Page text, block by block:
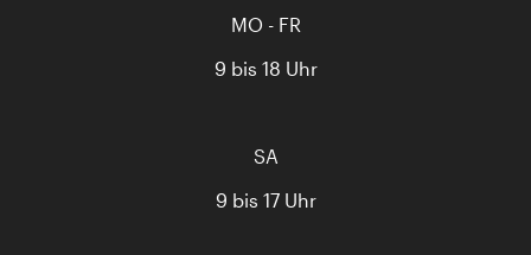
MO - FR
9 bis 18 Uhr
SA
9 bis 17 Uhr